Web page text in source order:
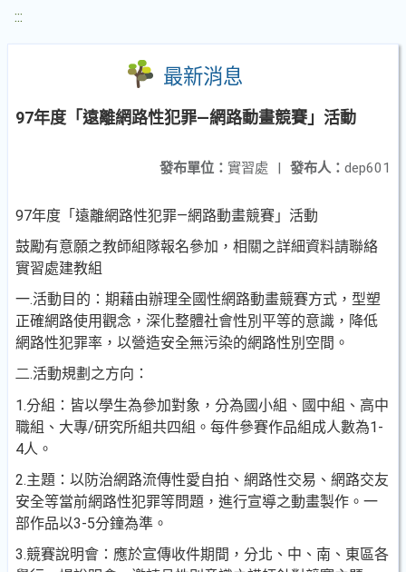
:::
最新消息
97年度「遠離網路性犯罪—網路動畫競賽」活動
發布人： dep601
發布單位： 實習處 |
97年度 「遠離網路性犯罪—網路動畫競賽」 活動
鼓勵有意願之教師組隊報名參加，相關之詳細資料請聯絡
實習處建教組
一.活動 目的：期藉由辦理全國性網路動畫競賽方式，型塑
正確網路使用觀念，深化整體社會性別平等的意識，降低
網路性犯罪率，以營造安全無污染的網路性別空間。
二.活動規劃之方向：
1.分組：皆以學生為參加對象，分為國小組、國中組、 高中
職組 、大專/研究所組共四組。每件參賽作品組成人數為1-
4人。
2.主題：以防治網路流傳性愛自拍、網路性交易、網路交友
安全等當前網路性犯罪等問題，進行宣導之動畫製作。一
部作品以3-5分鐘為準。
3.競賽說明會：應於宣傳收件期間，分北、中、南、東區各